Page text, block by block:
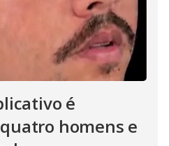
é
homens e